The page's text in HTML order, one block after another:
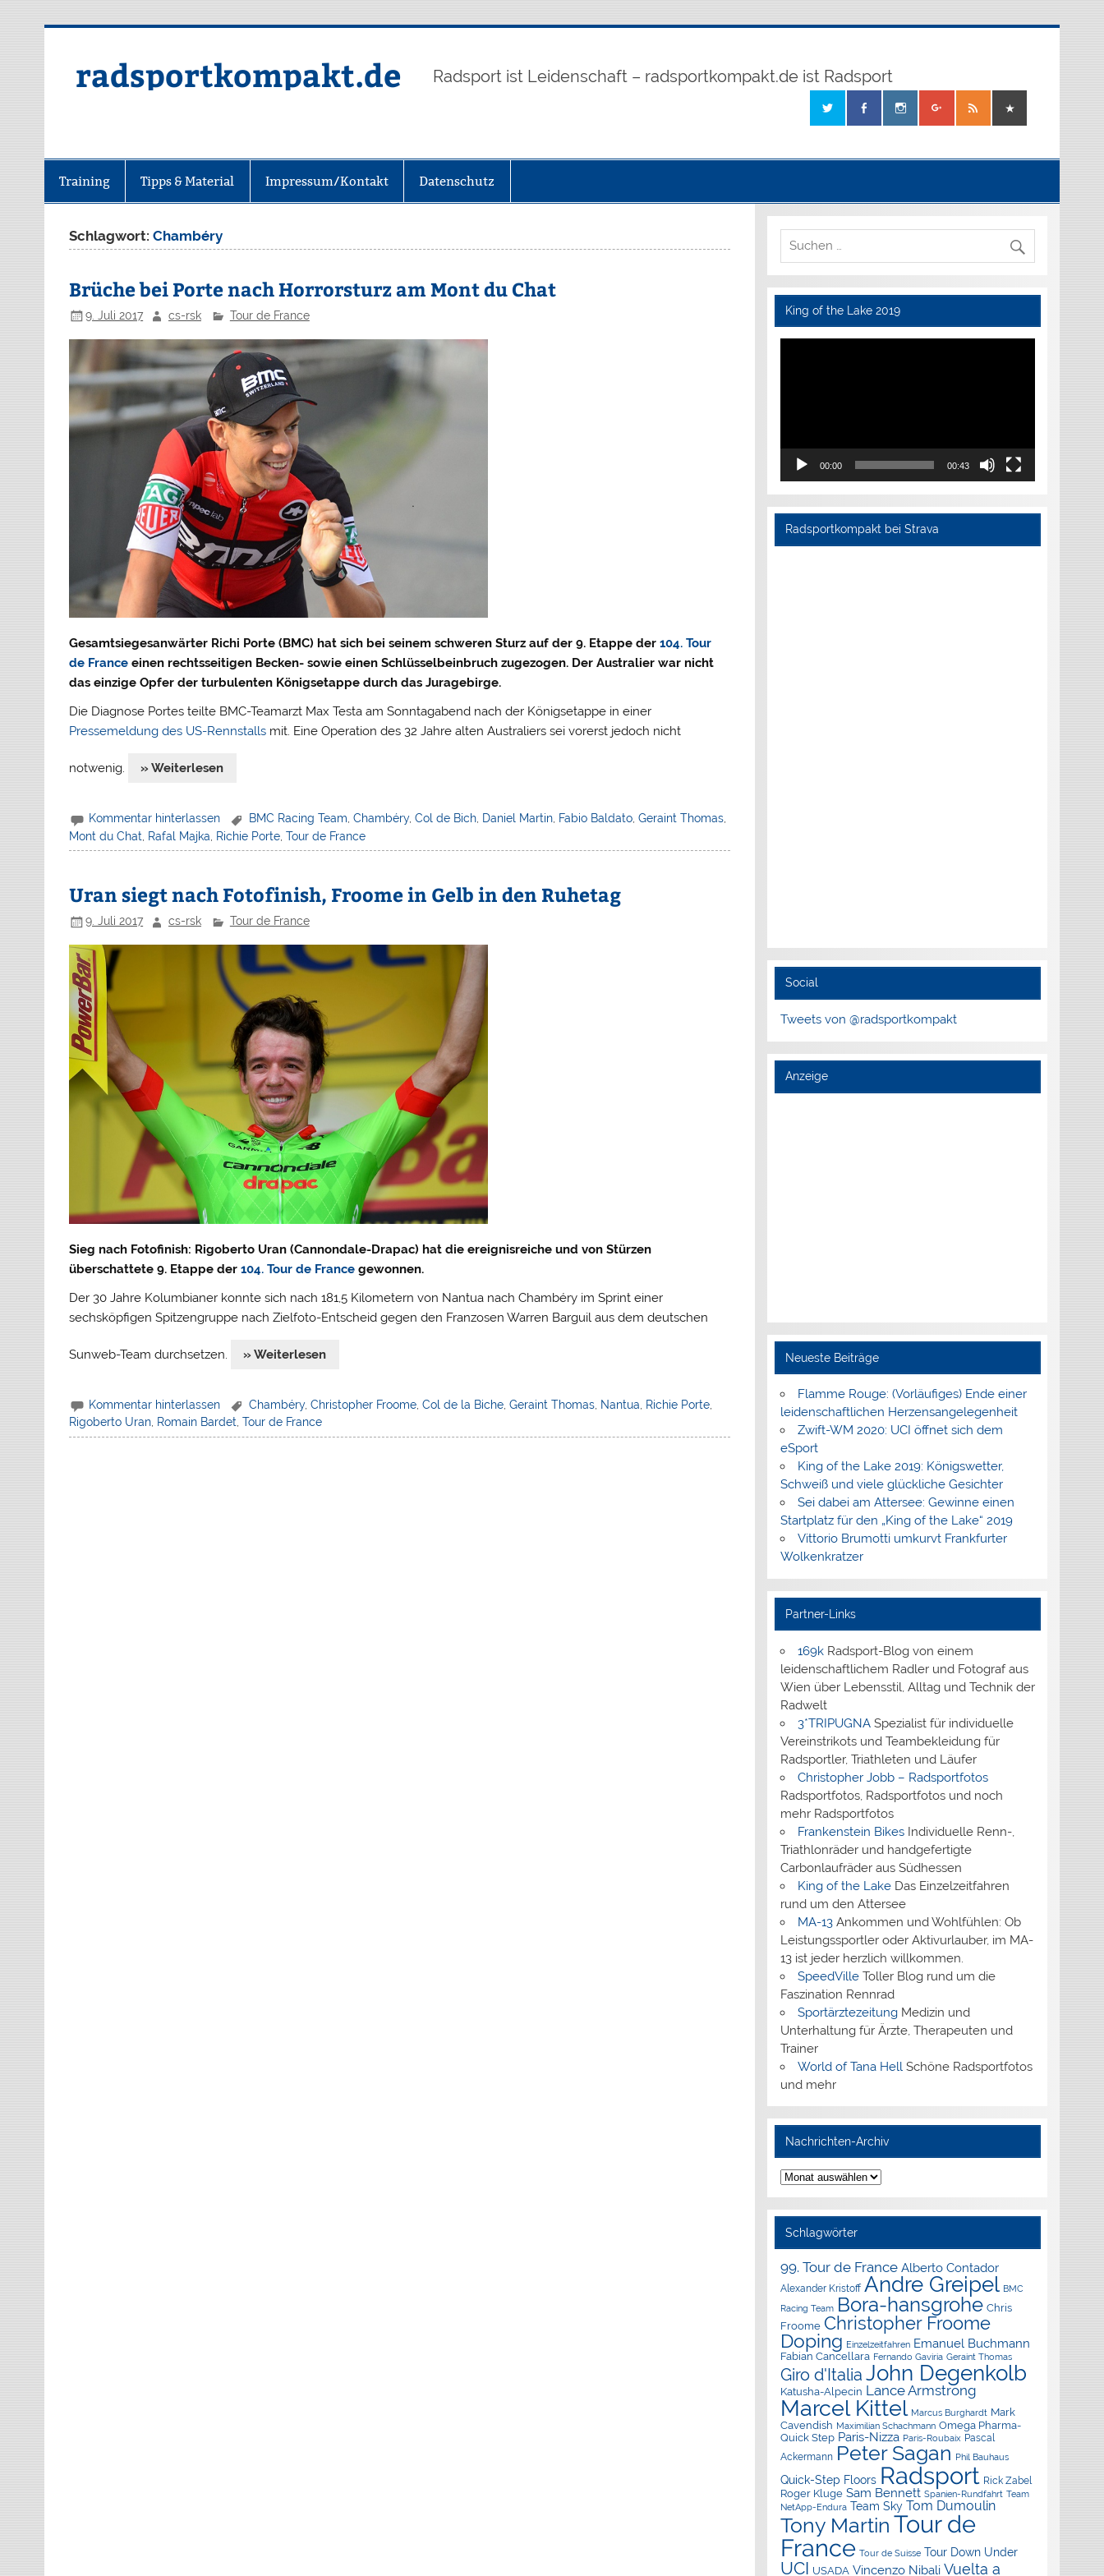
radsportkompakt.de Radsport ist Leidenschaft – radsportkompakt.de ist Radsport
Training Tipps & Material Impressum/Kontakt Datenschutz
Schlagwort:Chambéry
Brüche bei Porte nach Horrorsturz am Mont du Chat
9. Juli 2017 cs-rsk Tour de France
Gesamtsiegesanwärter Richi Porte (BMC) hat sich bei seinem schweren Sturz auf der 9. Etappe der104. Tour
de France einen rechtsseitigen Becken- sowie einen Schlüsselbeinbruch zugezogen. Der Australier war nicht
das einzige Opfer der turbulenten Königsetappe durch das Juragebirge.
Die Diagnose Portes teilte BMC-Teamarzt Max Testa am Sonntagabend nach der Königsetappe in einer
Pressemeldung des US-Rennstalls mit. Eine Operation des 32 Jahre alten Australiers sei vorerst jedoch nicht
notwenig. » Weiterlesen
Kommentar hinterlassen BMC Racing Team Chambéry, Col de Bich, Daniel Martin, Fabio Baldato, Geraint Thomas,
Mont du Chat Rafal Majka Richie Porte ,Tour de France
Uran siegt nach Fotofinish, Froome in Gelb in den Ruhetag
9. Juli 2017 cs-rsk Tour de France
Sieg nach Fotofinish: Rigoberto Uran (Cannondale-Drapac) hat die ereignisreiche und von Stürzen
überschattete 9. Etappe der104. Tour de France gewonnen.
Der 30 Jahre Kolumbianer konnte sich nach 181,5 Kilometern von Nantua nach Chambéry im Sprint einer
sechsköpfigen Spitzengruppe nach Zielfoto-Entscheid gegen den Franzosen Warren Barguil aus dem deutschen
Sunweb-Team durchsetzen. » Weiterlesen
Kommentar hinterlassen Chambéry, Christopher Froome, Col de la Biche, Geraint Thomas, Nantua Richie Porte,
Rigoberto Uran, Romain Bardet,Tour de France
King of the Lake 2019
Video-
00:00 00:43
Radsportkompakt bei Strava
Social
Tweets von @radsportkompakt
Anzeige
Neueste Beiträge
Flamme Rouge: (Vorläufiges) Ende einer
leidenschaftlichen Herzensangelegenheit
Zwift-WM 2020: UCI öffnet sich dem
eSport
King of the Lake 2019: Königswetter,
Schweiß und viele glückliche Gesichter
Sei dabei am Attersee: Gewinne einen
Startplatz für den „King of the Lake“ 2019
Vittorio Brumotti umkurvt Frankfurter
Wolkenkratzer
Partner-Links
169kRadsport-Blog von einem
leidenschaftlichem Radler und Fotograf aus
Wien über Lebensstil, Alltag und Technik der
Radwelt
3*TRIPUGNASpezialist für individuelle
Vereinstrikots und Teambekleidung für
Radsportler, Triathleten und Läufer
Christopher Jobb – Radsportfotos
Radsportfotos, Radsportfotos und noch
mehr Radsportfotos
Frankenstein BikesIndividuelle Renn-,
Triathlonräder und handgefertigte
Carbonlaufräder aus Südhessen
King of the LakeDas Einzelzeitfahren
rund um den Attersee
MA-13Ankommen und Wohlfühlen: Ob
Leistungssportler oder Aktivurlauber, im MA-
13 ist jeder herzlich willkommen.
SpeedVilleToller Blog rund um die
Faszination Rennrad
SportärztezeitungMedizin und
Unterhaltung für Ärzte, Therapeuten und
Trainer
World of Tana Hell Schöne Radsportfotos
und mehr
Nachrichten-Archiv
Nachrichten-
Archiv
Schlagwörter
99. Tour de France Alberto Contador
Alexander Kristoff Andre Greipel BMC
Racing Team Bora-hansgrohe Chris
Froome Christopher Froome
Doping Einzelzeitfahren Emanuel Buchmann
Fabian Cancellara Fernando Gaviria Geraint Thomas
Giro d'Italia John Degenkolb
Katusha-Alpecin Lance Armstrong
Marcel Kittel Marcus Burghardt Mark
Cavendish Maximilian Schachmann Omega Pharma-
Quick Step Paris-Nizza Paris-Roubaix Pascal
Ackermann Peter Sagan Phil Bauhaus
Quick-Step Floors Radsport Rick Zabel
Roger Kluge Sam Bennett Spanien-Rundfahrt Team
NetApp-Endura Team Sky Tom Dumoulin
Tony Martin Tour de
France Tour de Suisse Tour Down Under
UCI USADA Vincenzo Nibali Vuelta a